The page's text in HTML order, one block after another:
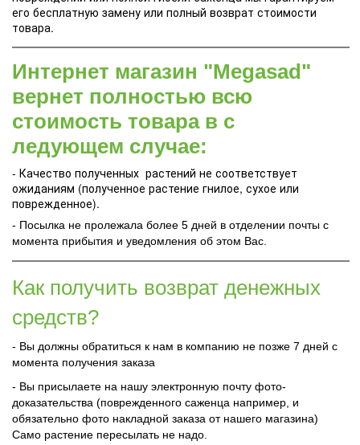
его бесплатную замену или полный возврат стоимости
товара.
Интернет магазин "Megasad"
вернет полностью всю
стоимость товара в с
ледующем случае:
- Качество полученных растений не соответствует
ожиданиям (полученное растение гнилое, сухое или
поврежденное).
- Посылка не пролежала более 5 дней в отделении почты с
момента прибытия и уведомления об этом Вас.
Как получить возврат денежных
средств?
- Вы должны обратиться к нам в компанию не позже 7 дней с
момента получения заказа
- Вы присылаете на нашу электронную почту фото-
доказательства (поврежденного саженца например, и
обязательно фото накладной заказа от нашего магазина)
Само растение пересылать не надо.